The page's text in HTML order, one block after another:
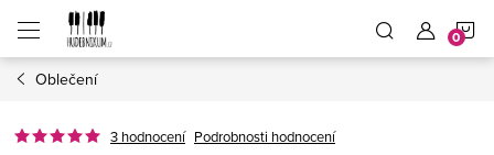
obsah
Oblečení
3 hodnocení Podrobnosti hodnocení